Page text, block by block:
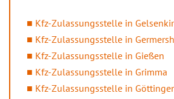
Kfz-Zulassungsstelle in
Kfz-Zulassungsstelle in
Kfz-Zulassungsstelle in Gießen
Kfz-Zulassungsstelle in Grimma
Kfz-Zulassungsstelle in